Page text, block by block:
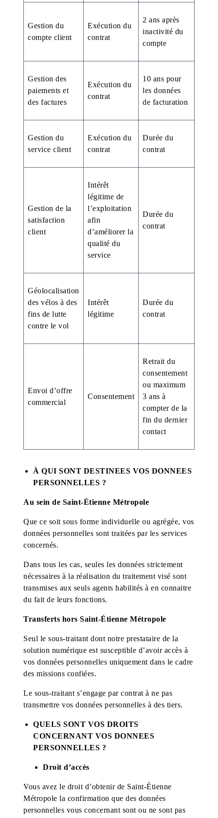
Gestion du
compte client
Exécution du
contrat
2 ans après
inactivité du
compte
Gestion des
paiements et
des factures
Exécution du
contrat
10 ans pour
les données
de facturation
Gestion du
service client
Exécution du
contrat
Durée du
contrat
Gestion de la
satisfaction
client
Intérêt
légitime de
l’exploitation
afin
d’améliorer la
qualité du
service
Durée du
contrat
Géolocalisation
des vélos à des
fins de lutte
contre le vol
Intérêt
légitime
Durée du
contrat
Envoi d’offre
commercial
Consentement
Retrait du
consentement
ou maximum
3 ans à
compter de la
fin du dernier
contact
À QUI SONT DESTINEES VOS DONNEES
PERSONNELLES ?
Au sein de Saint-Étienne Métropole
Que ce soit sous forme individuelle ou agrégée, vos
données personnelles sont traitées par les services
concernés.
Dans tous les cas, seules les données strictement
nécessaires à la réalisation du traitement visé sont
transmises aux seuls agents habilités à en connaitre
du fait de leurs fonctions.
Transferts hors Saint-Étienne Métropole
Seul le sous-traitant dont notre prestataire de la
solution numérique est susceptible d’avoir accès à
vos données personnelles uniquement dans le cadre
des missions confiées.
Le sous-traitant s’engage par contrat à ne pas
transmettre vos données personnelles à des tiers.
QUELS SONT VOS DROITS
CONCERNANT VOS DONNEES
PERSONNELLES ?
Droit d’accès
Vous avez le droit d’obtenir de Saint-Étienne
Métropole la confirmation que des données
personnelles vous concernant sont ou ne sont pas